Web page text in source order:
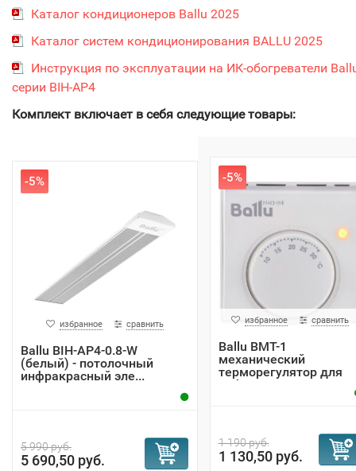
Каталог кондиционеров Ballu 2025
Каталог систем кондиционирования BALLU 2025
Инструкция по эксплуатации на ИК-обогреватели
серии BIH-AP4
Комплект включает в себя следующие товары:
-5%
избранное сравнить
Ballu BIH-AP4-0.8-W
(белый) - потолочный
инфракрасный эле...
5 990 руб.
5 690,50 руб.
-5%
избранное сравнить
Ballu BMT-1
механический
терморегулятор для
инфракрасного...
1 190 руб.
1 130,50 руб.